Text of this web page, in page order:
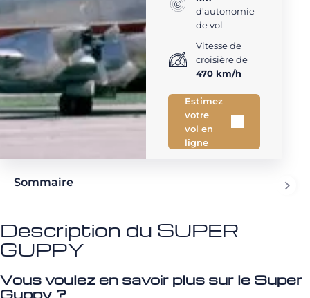
d'autonomie
de vol
Vitesse de
croisière de
470 km/h
Estimez
votre
vol en
ligne
Sommaire
Description du SUPER
GUPPY
Vous voulez en savoir plus sur le Super
Guppy ?